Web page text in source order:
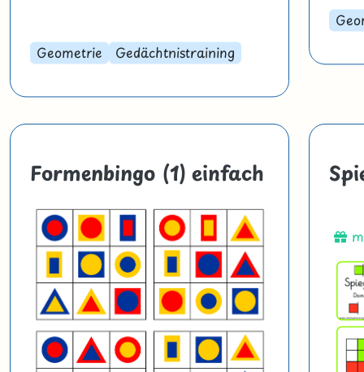
Geometrie Gedächtnistraining
Formenbingo (1) einfach